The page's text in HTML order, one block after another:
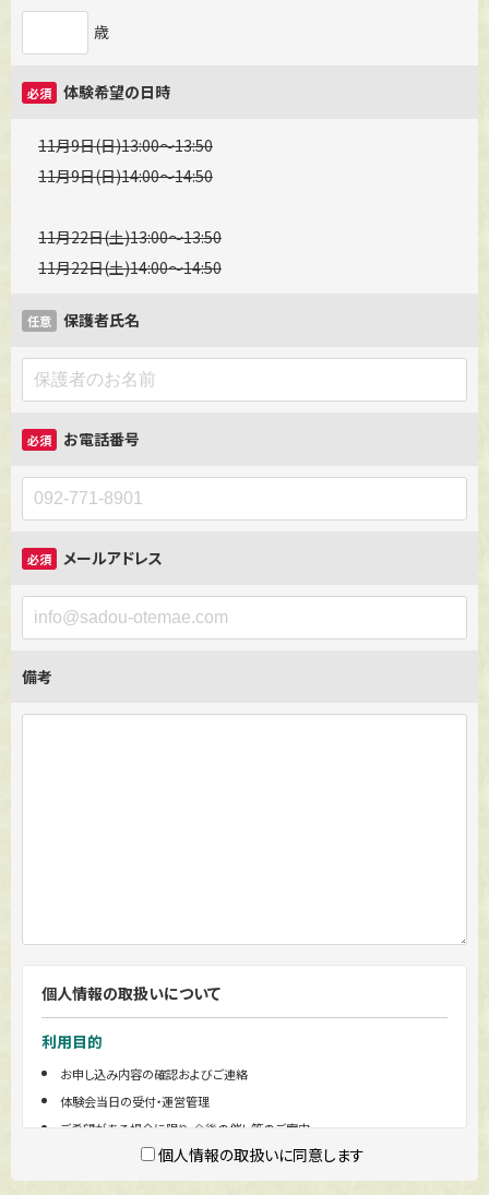
歳
必須 体験希望の日時
11月9日(日)13:00〜13:50
11月9日(日)14:00〜14:50
11月22日(土)13:00〜13:50
11月22日(土)14:00〜14:50
任意 保護者氏名
必須 お電話番号
必須 メールアドレス
備考
個人情報の取扱いについて
利用目的
お申し込み内容の確認およびご連絡
体験会当日の受付・運営管理
ご希望がある場合に限り、今後の催し等のご案内
個人情報の取扱いに同意します